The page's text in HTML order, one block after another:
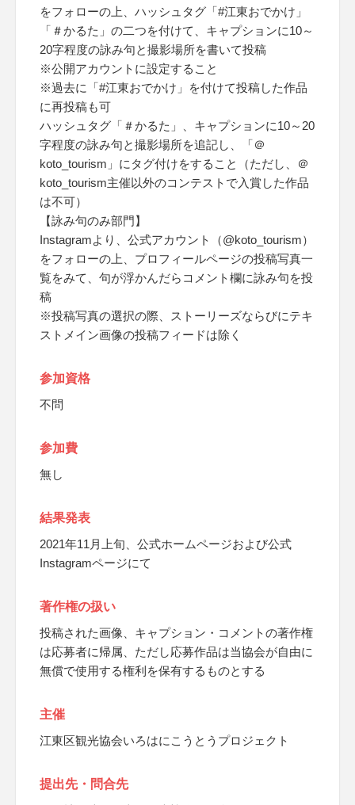
をフォローの上、ハッシュタグ「#江東おでかけ」
「＃かるた」の二つを付けて、キャプションに10～
20字程度の詠み句と撮影場所を書いて投稿
※公開アカウントに設定すること
※過去に「#江東おでかけ」を付けて投稿した作品
に再投稿も可
ハッシュタグ「＃かるた」、キャプションに10～20
字程度の詠み句と撮影場所を追記し、「＠
koto_tourism」にタグ付けをすること（ただし、＠
koto_tourism主催以外のコンテストで入賞した作品
は不可）
【詠み句のみ部門】
Instagramより、公式アカウント（@koto_tourism）
をフォローの上、プロフィールページの投稿写真一
覧をみて、句が浮かんだらコメント欄に詠み句を投
稿
※投稿写真の選択の際、ストーリーズならびにテキ
ストメイン画像の投稿フィードは除く
参加資格
不問
参加費
無し
結果発表
2021年11月上旬、公式ホームページおよび公式
Instagramページにて
著作権の扱い
投稿された画像、キャプション・コメントの著作権
は応募者に帰属、ただし応募作品は当協会が自由に
無償で使用する権利を保有するものとする
主催
江東区観光協会いろはにこうとうプロジェクト
提出先・問合先